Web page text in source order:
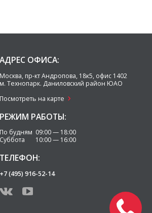
АДРЕС ОФИСА:
Москва, пр-кт Андропова, 18к5, офис 1402
м. Технопарк. Даниловский район ЮАО
Посмотреть на карте
РЕЖИМ РАБОТЫ:
По будням 09:00 — 18:00
Суббота 10:00 — 16:00
ТЕЛЕФОН:
+7 (495) 916-52-14